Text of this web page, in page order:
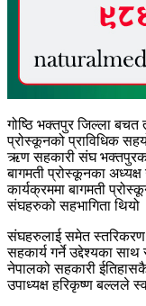
गोष्ठि भक्तपुर जिल्ला
प्रोस्कूनको प्राविधिक
ऋण सहकारी संघ भक्तपुरका
बागमती प्रोस्कूनका
कार्यक्रममा बागमती
संघहरुको सहभागिता थियो
संघहरुलाई समेत स्तरिकरण
सहकार्य गर्ने उद्देश्यका
नेपालको सहकारी
उपाध्यक्ष हरिकृष्ण बल्लले